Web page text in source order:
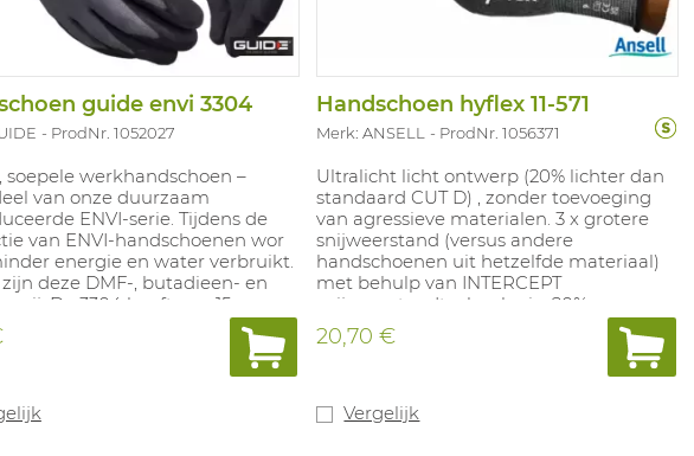
guide envi 3304
ProdNr. 1052027
soepele werkhandschoen –
van onze duurzaam
ENVI-serie. Tijdens de
van ENVI-handschoenen wor
energie en water verbruikt.
zijn deze DMF-, butadieen- en
De 3304 heeft een 15 gg
glycose/glycerol zetmeel en
hoeveelheid nylon. Dit
alternatief zorgt tevens voor
Goedgekeurd voor
Handschoen hyflex 11-571
Merk: ANSELL ProdNr. 1056371
Ultralicht licht ontwerp (20% lichter dan
standaard CUT D) , zonder toevoeging
van agressieve materialen. 3 x grotere
snijweerstand (versus andere
handschoenen uit hetzelfde materiaal)
met behulp van INTERCEPT
snijweerstandtechnologie. 20% meer
slijtvastheid door FORTIX technologie.
Touchscreen, Antistatisch EN16350,
20,70 €
Vergelijk